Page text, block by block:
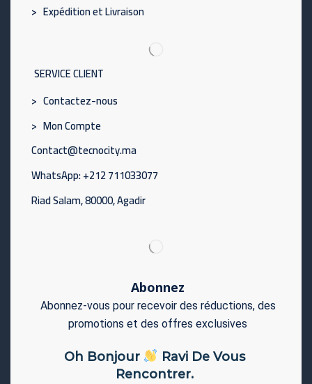
> Expédition et Livraison
SERVICE CLIENT
> Contactez-nous
> Mon Compte
Contact@tecnocity.ma
WhatsApp: +212 711033077
Riad Salam, 80000, Agadir
Abonnez
Abonnez-vous pour recevoir des réductions, des
promotions et des offres exclusives
Oh Bonjour
Ravi De Vous
Rencontrer.